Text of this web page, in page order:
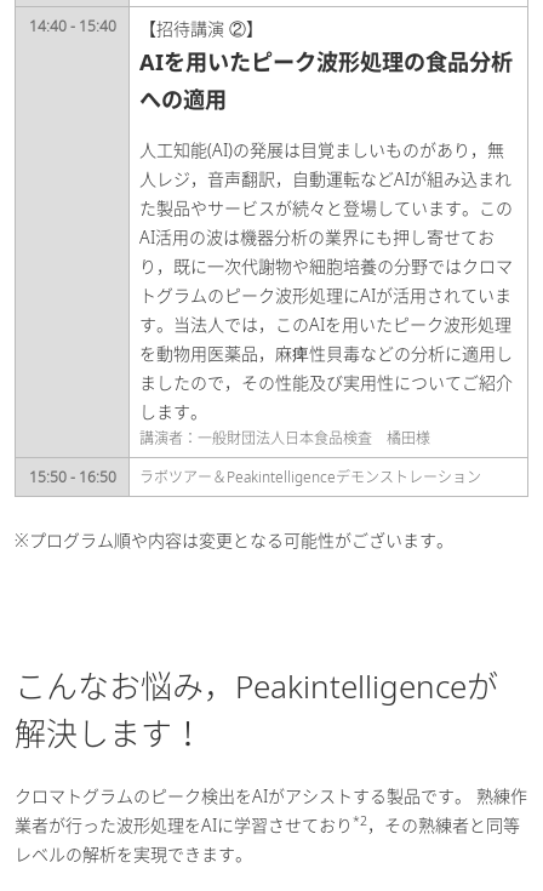
14:40 - 15:40
【招待講演 ②】
AIを用いたピーク波形処理の食品分析
への適用​
人工知能(AI)の発展は目覚ましいものがあり，無
人レジ，音声翻訳，自動運転などAIが組み込まれ
た製品やサービスが続々と登場しています。この
AI活用の波は機器分析の業界にも押し寄せてお
り，既に一次代謝物や細胞培養の分野ではクロマ
トグラムのピーク波形処理にAIが活用されていま
す。当法人では，このAIを用いたピーク波形処理
を動物用医薬品，麻痺性貝毒などの分析に適用し
ましたので，その性能及び実用性についてご紹介
します。
講演者：一般財団法人日本食品検査 橘田様
15:50 - 16:50
ラボツアー＆Peakintelligenceデモンストレーション
※プログラム順や内容は変更となる可能性がございます。
こんなお悩み，Peakintelligenceが
解決します！
クロマトグラムのピーク検出をAIがアシストする製品です。 熟練作
業者が行った波形処理をAIに学習させており *2，その熟練者と同等
レベルの解析を実現できます。